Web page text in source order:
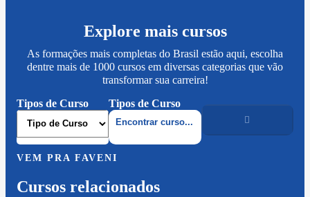
Explore mais cursos
As formações mais completas do Brasil estão aqui, escolha
dentre mais de 1000 cursos em diversas categorias que vão
transformar sua carreira!
Tipos de Curso
Tipos de Curso
VEM PRA FAVENI
Cursos relacionados